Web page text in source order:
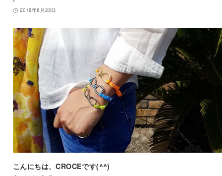
2018年8月23日
こんにちは、CROCEです(^^)